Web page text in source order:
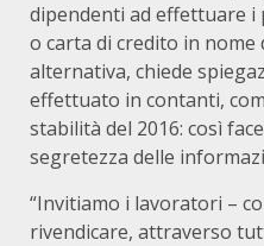
dipendenti ad effettuare i
o carta di credito in nome
alternativa, chiede
effettuato in contanti,
stabilità del 2016: così
segretezza delle
“Invitiamo i lavoratori –
rivendicare, attraverso